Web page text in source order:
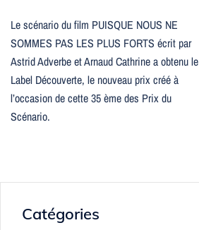
Le scénario du film PUISQUE NOUS NE
SOMMES PAS LES PLUS FORTS écrit par
Astrid Adverbe et Arnaud Cathrine a obtenu le
Label Découverte, le nouveau prix créé à
l’occasion de cette 35 ème des Prix du
Scénario.
Catégories